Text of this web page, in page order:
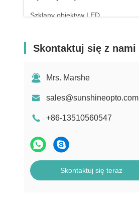
Szklany obiektyw LED
Skontaktuj się z nami
Mrs. Marshe
sales@sunshineopto.com
+86-13510560547
Skontaktuj się teraz